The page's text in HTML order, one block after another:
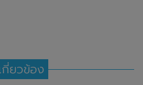
กี่ยวข้อง